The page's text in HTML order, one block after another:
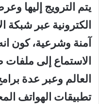
يتم الترويج إليها
الكترونية عبر شبكة
آمنة وشرعية، كون
الاستماع إلى
العالم وعبر عدة
تطبيقات الهواتف